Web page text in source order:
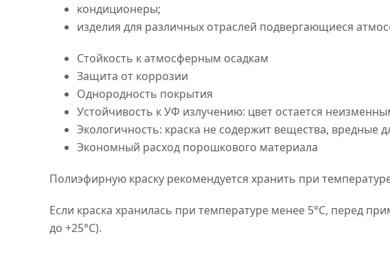
кондиционеры;
изделия для различных отраслей подвергающиеся
Стойкость к атмосферным осадкам
Защита от коррозии
Однородность покрытия
Устойчивость к УФ излучению: цвет остается
Экологичность: краска не содержит вещества, вредные
Экономный расход порошкового материала
Полиэфирную краску рекомендуется хранить при
Если краска хранилась при температуре менее 5°C, перед
до +25°C).